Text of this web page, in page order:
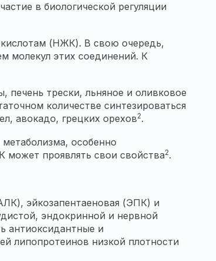
в биологической регуляции
(НЖК). В свою очередь,
молекул этих соединений. К
трески, льняное и оливковое
количестве синтезироваться
авокадо, грецких орехов2.
особенно
проявлять свои свойства2.
эйкозапентаеновая (ЭПК) и
эндокринной и нервной
антиоксидантные и
липопротеинов низкой плотности